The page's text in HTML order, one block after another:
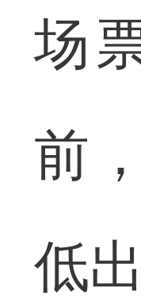
场
前
低